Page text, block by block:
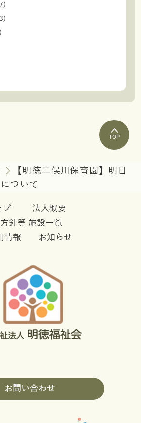
TOP
【明徳二俣川保育園】明日
ついて
プ
法人概要
針等 施設一覧
情報
お知らせ
お問い合わせ